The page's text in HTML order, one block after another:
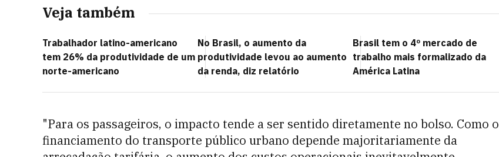
Veja também
Trabalhador latino-americano
tem 26% da produtividade de um
norte-americano
No Brasil, o aumento da
produtividade levou ao aumento
da renda, diz relatório
Brasil tem o 4º mercado de
trabalho mais formalizado da
América Latina
"Para os passageiros, o impacto tende a ser sentido diretamente no bolso. Como o
financiamento do transporte público urbano depende majoritariamente da